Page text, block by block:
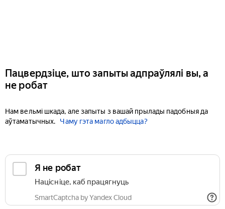
Пацвердзіце, што запыты адпраўлялі вы, а
не робат
Нам вельмі шкада, але запыты з вашай прылады падобныя да
аўтаматычных.
Чаму гэта магло адбыцца?
Я не робат
Націсніце, каб працягнуць
SmartCaptcha by Yandex Cloud